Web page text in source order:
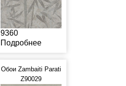
9360
Подробнее
Обои Zambaiti Parati
Z90029